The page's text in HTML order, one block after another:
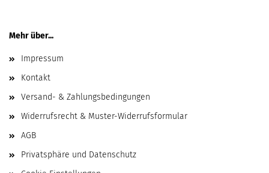
Mehr über...
Impressum
Kontakt
Versand- & Zahlungsbedingungen
Widerrufsrecht & Muster-Widerrufsformular
AGB
Privatsphäre und Datenschutz